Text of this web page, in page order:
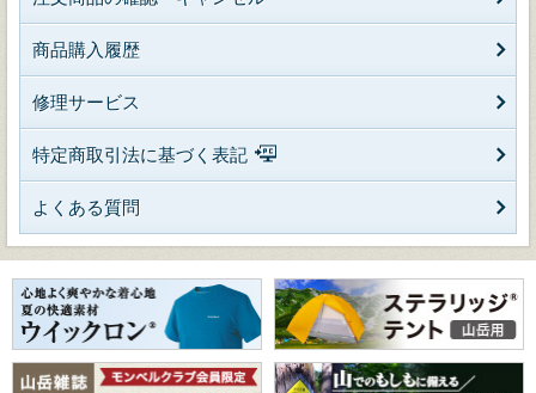
商品購入履歴
修理サービス
特定商取引法に基づく表記
よくある質問